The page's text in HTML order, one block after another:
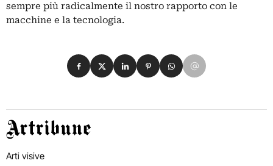
sempre più radicalmente il nostro rapporto con le
macchine e la tecnologia.
Condividi su Facebook
Condividi su X
Condividi su LinkedIn
Condividi su Pinterest
Condividi su WhatsApp
Condividi su Email
Artribune
Arti visive